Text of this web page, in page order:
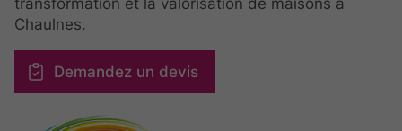
Chaulnes.
Demandez un devis